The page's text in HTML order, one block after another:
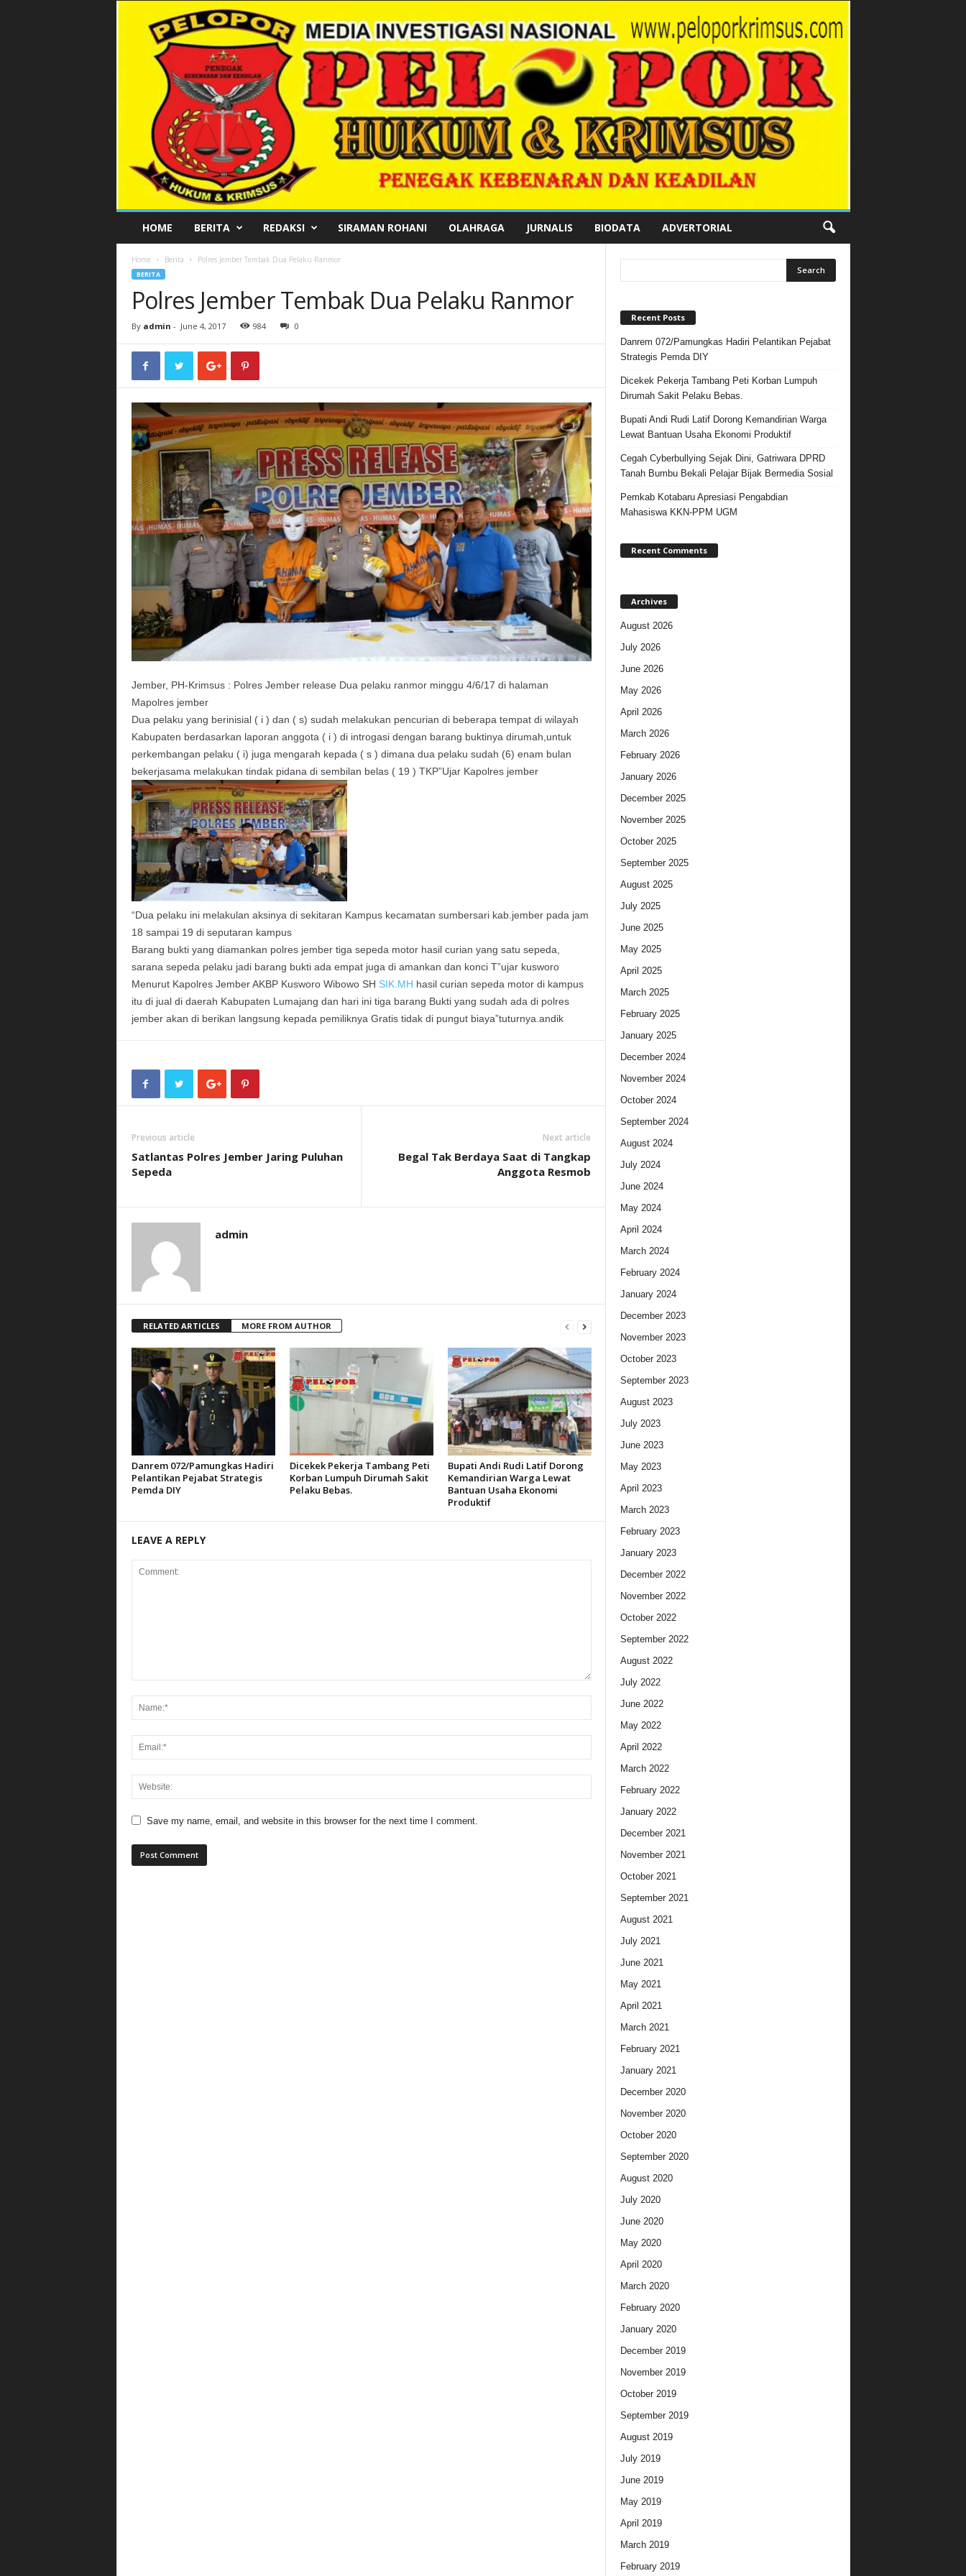
L
HOME BERITA REDAKSI SIRAMAN ROHANI OLAHRAGA JURNALIS BIODATA ADVERTORIAL
Home Berita Polres Jember Tembak Dua Pelaku Ranmor
BERITA
Polres Jember Tembak Dua Pelaku Ranmor
By admin - June 4, 2017 984 0
Jember, PH-Krimsus : Polres Jember release Dua pelaku ranmor minggu 4/6/17 di halaman
Mapolres jember
Dua pelaku yang berinisial ( i ) dan ( s) sudah melakukan pencurian di beberapa tempat di wilayah
Kabupaten berdasarkan laporan anggota ( i ) di introgasi dengan barang buktinya dirumah,untuk
perkembangan pelaku ( i) juga mengarah kepada ( s ) dimana dua pelaku sudah (6) enam bulan
bekerjasama melakukan tindak pidana di sembilan belas ( 19 ) TKP”Ujar Kapolres jember
“Dua pelaku ini melakulan aksinya di sekitaran Kampus kecamatan sumbersari kab.jember pada jam
18 sampai 19 di seputaran kampus
Barang bukti yang diamankan polres jember tiga sepeda motor hasil curian yang satu sepeda,
sarana sepeda pelaku jadi barang bukti ada empat juga di amankan dan konci T”ujar kusworo
Menurut Kapolres Jember AKBP Kusworo Wibowo SH SIK.MH hasil curian sepeda motor di kampus
itu di jual di daerah Kabupaten Lumajang dan hari ini tiga barang Bukti yang sudah ada di polres
jember akan di berikan langsung kepada pemiliknya Gratis tidak di pungut biaya”tuturnya.andik
Previous article
Satlantas Polres Jember Jaring Puluhan
Sepeda
Next article
Begal Tak Berdaya Saat di Tangkap
Anggota Resmob
admin
RELATED ARTICLES MORE FROM AUTHOR
Danrem 072/Pamungkas Hadiri
Pelantikan Pejabat Strategis
Pemda DIY
Dicekek Pekerja Tambang Peti
Korban Lumpuh Dirumah Sakit
Pelaku Bebas.
Bupati Andi Rudi Latif Dorong
Kemandirian Warga Lewat
Bantuan Usaha Ekonomi
Produktif
LEAVE A REPLY
Save my name, email, and website in this browser for the next time I comment.
Recent Posts
Danrem 072/Pamungkas Hadiri Pelantikan Pejabat
Strategis Pemda DIY
Dicekek Pekerja Tambang Peti Korban Lumpuh
Dirumah Sakit Pelaku Bebas.
Bupati Andi Rudi Latif Dorong Kemandirian Warga
Lewat Bantuan Usaha Ekonomi Produktif
Cegah Cyberbullying Sejak Dini, Gatriwara DPRD
Tanah Bumbu Bekali Pelajar Bijak Bermedia Sosial
Pemkab Kotabaru Apresiasi Pengabdian
Mahasiswa KKN-PPM UGM
Recent Comments
Archives
August 2026
July 2026
June 2026
May 2026
April 2026
March 2026
February 2026
January 2026
December 2025
November 2025
October 2025
September 2025
August 2025
July 2025
June 2025
May 2025
April 2025
March 2025
February 2025
January 2025
December 2024
November 2024
October 2024
September 2024
August 2024
July 2024
June 2024
May 2024
April 2024
March 2024
February 2024
January 2024
December 2023
November 2023
October 2023
September 2023
August 2023
July 2023
June 2023
May 2023
April 2023
March 2023
February 2023
January 2023
December 2022
November 2022
October 2022
September 2022
August 2022
July 2022
June 2022
May 2022
April 2022
March 2022
February 2022
January 2022
December 2021
November 2021
October 2021
September 2021
August 2021
July 2021
June 2021
May 2021
April 2021
March 2021
February 2021
January 2021
December 2020
November 2020
October 2020
September 2020
August 2020
July 2020
June 2020
May 2020
April 2020
March 2020
February 2020
January 2020
December 2019
November 2019
October 2019
September 2019
August 2019
July 2019
June 2019
May 2019
April 2019
March 2019
February 2019